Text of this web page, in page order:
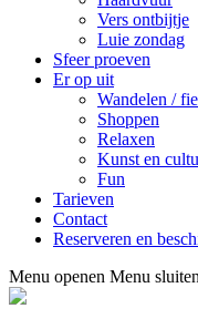
Vers ontbijtje
Luie zondag
Sfeer proeven
Er op uit
Wandelen /
Shoppen
Relaxen
Kunst en
Fun
Tarieven
Contact
Reserveren en
Menu openen Menu sluiten